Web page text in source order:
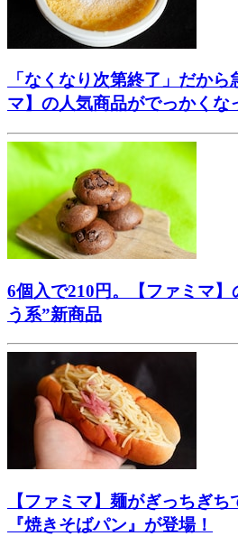
「なくなり次第終了」だから
マ】の人気商品がでっかくな
6個入で210円。【ファミマ
う系”新商品
【ファミマ】麺がぎっちぎ
『焼きそばパン』が登場！